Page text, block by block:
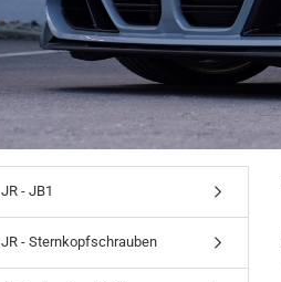
JR - JB1
JR - Sternkopfschrauben